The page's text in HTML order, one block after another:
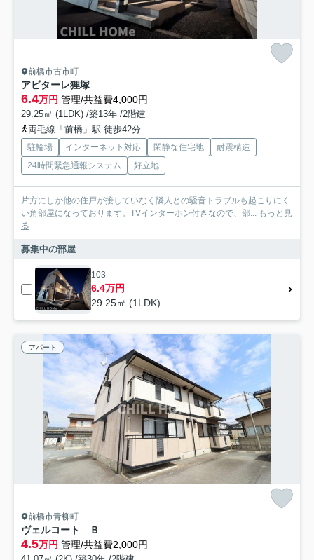
前橋市古市町
アビターレ狸塚
6.4万円 管理/共益費4,000円
29.25㎡ (1LDK) /築13年 /2階建
両毛線「前橋」駅 徒歩42分
駐輪場 インターネット対応 閑静な住宅地
耐震構造
24時間緊急通報システム
好立地
片方にしか他の住戸が接していなく隣人との騒音トラブルも起こりにく
い角部屋になっております。TVインターホン付きなので、部... もっと見
る
募集中の部屋
103
6.4万円
29.25㎡ (1LDK)
アパート
前橋市青柳町
ヴェルコート Ｂ
4.5万円 管理/共益費2,000円